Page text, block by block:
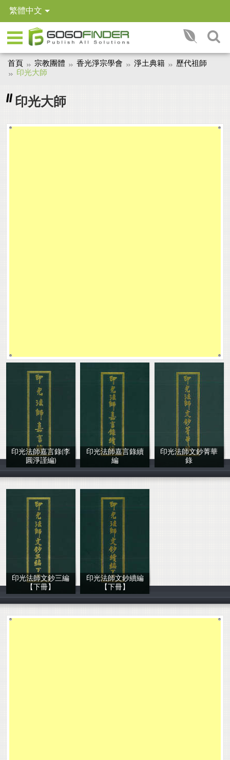
繁體中文
首頁 宗教團體 香光淨宗學會 淨土典籍
歷代祖師
印光大師
印光大師
印光法師嘉言錄(李
圓淨謹編)
李圓淨謹編
印光法師嘉言錄續
編
釋廣覺 徐志一
印光法師文鈔菁華
錄
李淨通 敬編
印光法師文鈔三編
【下冊】
印光法師
印光法師文鈔續編
【下冊】
印光法師